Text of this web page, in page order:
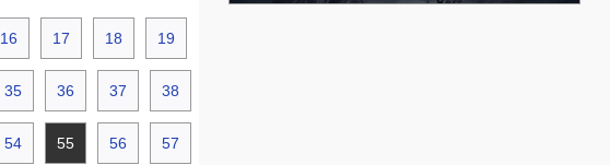
16 17 18 19
35 36 37 38
54 55 56 57